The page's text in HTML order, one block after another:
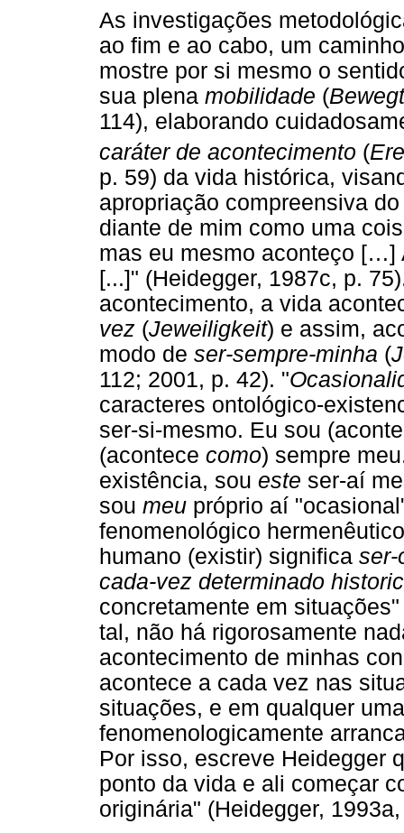
As investigações
ao fim e ao cabo, um
mostre por si mesmo o
sua plena mobilidade (
114), elaborando
caráter de acontecimento (
p. 59) da vida histórica,
apropriação compreensiva
diante de mim como uma
mas eu mesmo aconteço […]
[...]" (Heidegger, 1987c, p.
acontecimento, a vida
vez (Jeweiligkeit) e assim,
modo de ser-sempre-minha (
112; 2001, p. 42). "
caracteres ontológico-
ser-si-mesmo. Eu sou
(acontece como) sempre
existência, sou este ser-aí
sou meu próprio aí
fenomenológico
humano (existir) significa ser-
cada-vez determinado
concretamente em
tal, não há rigorosamente
acontecimento de minhas
acontece a cada vez nas
situações, e em qualquer
fenomenologicamente
Por isso, escreve Heidegger
ponto da vida e ali começar
originária" (Heidegger,